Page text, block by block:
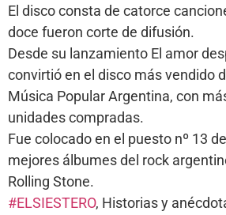
El disco consta de catorce
doce fueron corte de difusión.
Desde su lanzamiento El amor
convirtió en el disco más vendido
Música Popular Argentina, con
unidades compradas.
Fue colocado en el puesto nº 13
mejores álbumes del rock
Rolling Stone.
#ELSIESTERO, Historias y